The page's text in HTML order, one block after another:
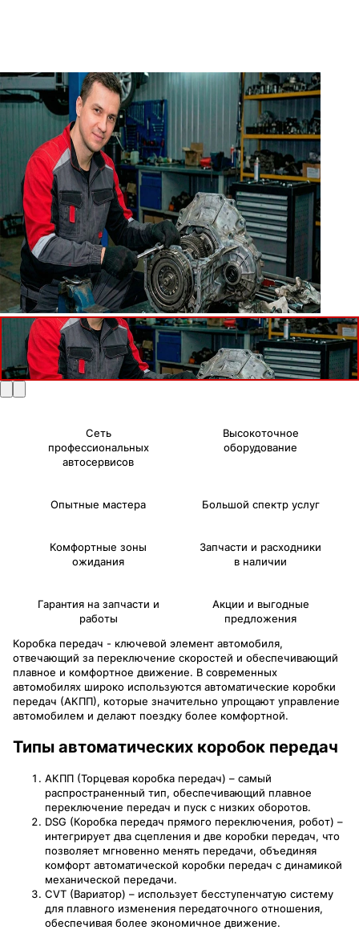
Сеть
профессиональных
автосервисов
Высокоточное
оборудование
Опытные мастера Большой спектр услуг
Комфортные зоны
ожидания
Запчасти и расходники
в наличии
Гарантия на запчасти и
работы
Акции и выгодные
предложения
Коробка передач - ключевой элемент автомобиля,
отвечающий за переключение скоростей и обеспечивающий
плавное и комфортное движение. В современных
автомобилях широко используются автоматические коробки
передач (АКПП), которые значительно упрощают управление
автомобилем и делают поездку более комфортной.
Типы автоматических коробок передач
АКПП (Торцевая коробка передач) – самый
распространенный тип, обеспечивающий плавное
переключение передач и пуск с низких оборотов.
DSG (Коробка передач прямого переключения, робот) –
интегрирует два сцепления и две коробки передач, что
позволяет мгновенно менять передачи, объединяя
комфорт автоматической коробки передач с динамикой
механической передачи.
CVT (Вариатор) – использует бесступенчатую систему
для плавного изменения передаточного отношения,
обеспечивая более экономичное движение.